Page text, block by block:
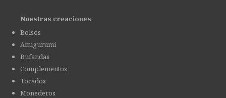
Nuestras creaciones
Bolsos
Amigurumi
Bufandas
Complementos
Tocados
Monederos